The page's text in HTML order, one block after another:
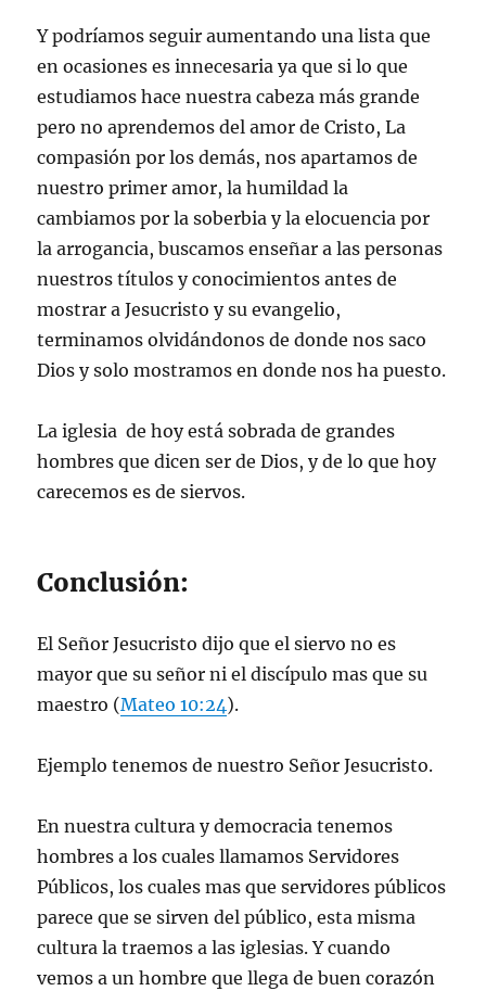
Y podríamos seguir aumentando una lista que
en ocasiones es innecesaria ya que si lo que
estudiamos hace nuestra cabeza más grande
pero no aprendemos del amor de Cristo, La
compasión por los demás, nos apartamos de
nuestro primer amor, la humildad la
cambiamos por la soberbia y la elocuencia por
la arrogancia, buscamos enseñar a las personas
nuestros títulos y conocimientos antes de
mostrar a Jesucristo y su evangelio,
terminamos olvidándonos de donde nos saco
Dios y solo mostramos en donde nos ha puesto.
La iglesia de hoy está sobrada de grandes
hombres que dicen ser de Dios, y de lo que hoy
carecemos es de siervos.
Conclusión:
El Señor Jesucristo dijo que el siervo no es
mayor que su señor ni el discípulo mas que su
maestro (Mateo 10:24).
Ejemplo tenemos de nuestro Señor Jesucristo.
En nuestra cultura y democracia tenemos
hombres a los cuales llamamos Servidores
Públicos, los cuales mas que servidores públicos
parece que se sirven del público, esta misma
cultura la traemos a las iglesias. Y cuando
vemos a un hombre que llega de buen corazón